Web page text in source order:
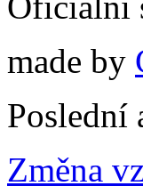
made by
Poslední
Změna